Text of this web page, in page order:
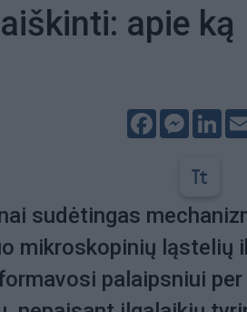
apie ką
Facebook
sudėtingas
mikroskopinių ląstelių
palaipsniui per